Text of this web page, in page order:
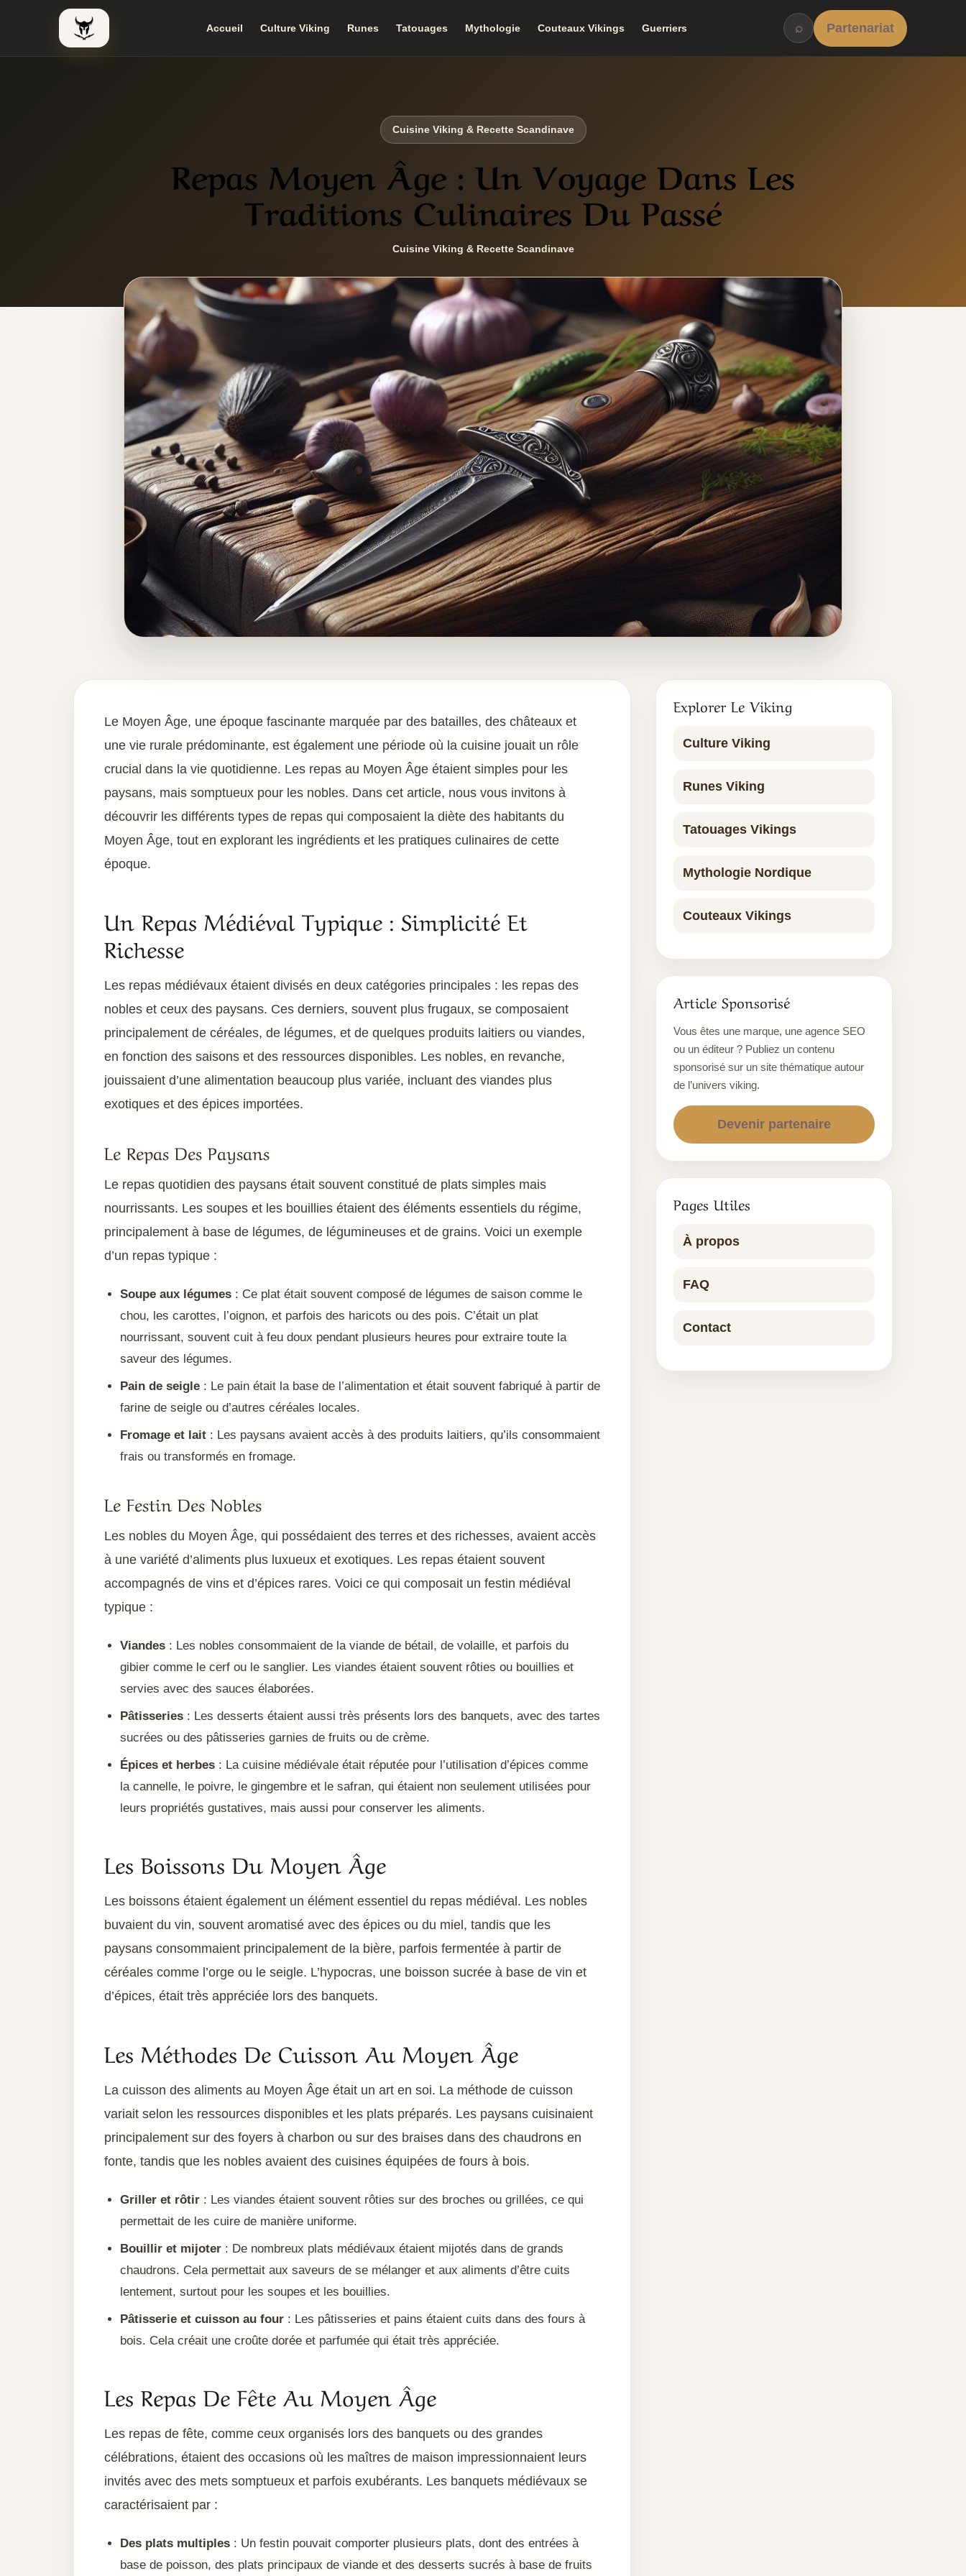
Le Viking Couteau
Accueil Culture Viking Runes Tatouages Mythologie Couteaux Vikings Guerriers ⌕ Partenariat
Cuisine Viking & Recette Scandinave
Repas Moyen Âge : Un Voyage Dans Les
Traditions Culinaires Du Passé
Cuisine Viking & Recette Scandinave
Le Moyen Âge, une époque fascinante marquée par des batailles, des châteaux et
une vie rurale prédominante, est également une période où la cuisine jouait un rôle
crucial dans la vie quotidienne. Les repas au Moyen Âge étaient simples pour les
paysans, mais somptueux pour les nobles. Dans cet article, nous vous invitons à
découvrir les différents types de repas qui composaient la diète des habitants du
Moyen Âge, tout en explorant les ingrédients et les pratiques culinaires de cette
époque.
Un Repas Médiéval Typique : Simplicité Et
Richesse
Les repas médiévaux étaient divisés en deux catégories principales : les repas des
nobles et ceux des paysans. Ces derniers, souvent plus frugaux, se composaient
principalement de céréales, de légumes, et de quelques produits laitiers ou viandes,
en fonction des saisons et des ressources disponibles. Les nobles, en revanche,
jouissaient d’une alimentation beaucoup plus variée, incluant des viandes plus
exotiques et des épices importées.
Le Repas Des Paysans
Le repas quotidien des paysans était souvent constitué de plats simples mais
nourrissants. Les soupes et les bouillies étaient des éléments essentiels du régime,
principalement à base de légumes, de légumineuses et de grains. Voici un exemple
d’un repas typique :
Soupe aux légumes : Ce plat était souvent composé de légumes de saison comme le
chou, les carottes, l’oignon, et parfois des haricots ou des pois. C’était un plat
nourrissant, souvent cuit à feu doux pendant plusieurs heures pour extraire toute la
saveur des légumes.
Pain de seigle : Le pain était la base de l’alimentation et était souvent fabriqué à partir de
farine de seigle ou d’autres céréales locales.
Fromage et lait : Les paysans avaient accès à des produits laitiers, qu’ils consommaient
frais ou transformés en fromage.
Le Festin Des Nobles
Les nobles du Moyen Âge, qui possédaient des terres et des richesses, avaient accès
à une variété d’aliments plus luxueux et exotiques. Les repas étaient souvent
accompagnés de vins et d’épices rares. Voici ce qui composait un festin médiéval
typique :
Viandes : Les nobles consommaient de la viande de bétail, de volaille, et parfois du
gibier comme le cerf ou le sanglier. Les viandes étaient souvent rôties ou bouillies et
servies avec des sauces élaborées.
Pâtisseries : Les desserts étaient aussi très présents lors des banquets, avec des tartes
sucrées ou des pâtisseries garnies de fruits ou de crème.
Épices et herbes : La cuisine médiévale était réputée pour l’utilisation d’épices comme
la cannelle, le poivre, le gingembre et le safran, qui étaient non seulement utilisées pour
leurs propriétés gustatives, mais aussi pour conserver les aliments.
Les Boissons Du Moyen Âge
Les boissons étaient également un élément essentiel du repas médiéval. Les nobles
buvaient du vin, souvent aromatisé avec des épices ou du miel, tandis que les
paysans consommaient principalement de la bière, parfois fermentée à partir de
céréales comme l’orge ou le seigle. L’hypocras, une boisson sucrée à base de vin et
d’épices, était très appréciée lors des banquets.
Les Méthodes De Cuisson Au Moyen Âge
La cuisson des aliments au Moyen Âge était un art en soi. La méthode de cuisson
variait selon les ressources disponibles et les plats préparés. Les paysans cuisinaient
principalement sur des foyers à charbon ou sur des braises dans des chaudrons en
fonte, tandis que les nobles avaient des cuisines équipées de fours à bois.
Griller et rôtir : Les viandes étaient souvent rôties sur des broches ou grillées, ce qui
permettait de les cuire de manière uniforme.
Bouillir et mijoter : De nombreux plats médiévaux étaient mijotés dans de grands
chaudrons. Cela permettait aux saveurs de se mélanger et aux aliments d’être cuits
lentement, surtout pour les soupes et les bouillies.
Pâtisserie et cuisson au four : Les pâtisseries et pains étaient cuits dans des fours à
bois. Cela créait une croûte dorée et parfumée qui était très appréciée.
Les Repas De Fête Au Moyen Âge
Les repas de fête, comme ceux organisés lors des banquets ou des grandes
célébrations, étaient des occasions où les maîtres de maison impressionnaient leurs
invités avec des mets somptueux et parfois exubérants. Les banquets médiévaux se
caractérisaient par :
Des plats multiples : Un festin pouvait comporter plusieurs plats, dont des entrées à
base de poisson, des plats principaux de viande et des desserts sucrés à base de fruits
Explorer Le Viking
Culture Viking
Runes Viking
Tatouages Vikings
Mythologie Nordique
Couteaux Vikings
Article Sponsorisé
Vous êtes une marque, une agence SEO
ou un éditeur ? Publiez un contenu
sponsorisé sur un site thématique autour
de l’univers viking.
Devenir partenaire
Pages Utiles
À propos
FAQ
Contact